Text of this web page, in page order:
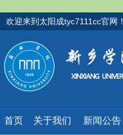
欢迎来到太阳成tyc7111cc官网！
首页 关于我们 新闻公告